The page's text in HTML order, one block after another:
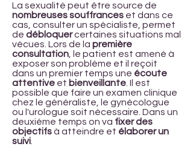
La sexualité peut être source de
nombreuses souffrances et dans ce
cas, consulter un spécialiste, permet
de débloquercertaines situations mal
vécues. Lors de la première
consultation , le patient est amené à
exposer son problème et il reçoit
dans un premier temps une écoute
attentive et bienveillante . Il est
possible que faire un examen clinique
chez le généraliste, le gynécologue
ou l'urologue soit nécessaire. Dans un
deuxième temps on va fixer des
objectifsà atteindre et élaborer un
suivi